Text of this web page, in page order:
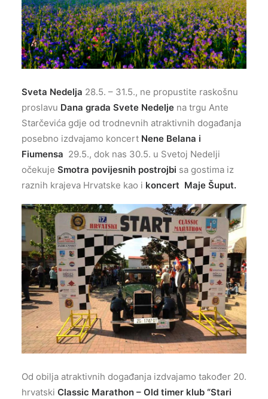
Sveta Nedelja 28.5. – 31.5., ne propustite raskošnu
proslavu Dana grada Svete Nedelje na trgu Ante
Starčevića gdje od trodnevnih atraktivnih događanja
posebno izdvajamo koncert Nene Belana i
Fiumensa 29.5., dok nas 30.5. u Svetoj Nedelji
očekuje Smotra povijesnih postrojbi sa gostima iz
raznih krajeva Hrvatske kao i koncert Maje Šuput.
Od obilja atraktivnih događanja izdvajamo također 20.
hrvatski Classic Marathon – Old timer klub “Stari